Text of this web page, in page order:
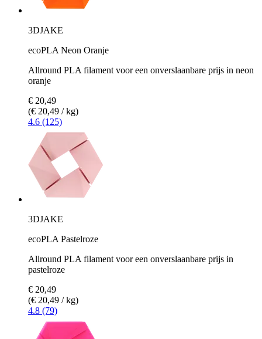
3DJAKE
ecoPLA Neon Oranje
Allround PLA filament voor een onverslaanbare prijs in neon
oranje
€ 20,49
(€ 20,49 / kg)
4.6 (125)
3DJAKE
ecoPLA Pastelroze
Allround PLA filament voor een onverslaanbare prijs in
pastelroze
€ 20,49
(€ 20,49 / kg)
4.8 (79)